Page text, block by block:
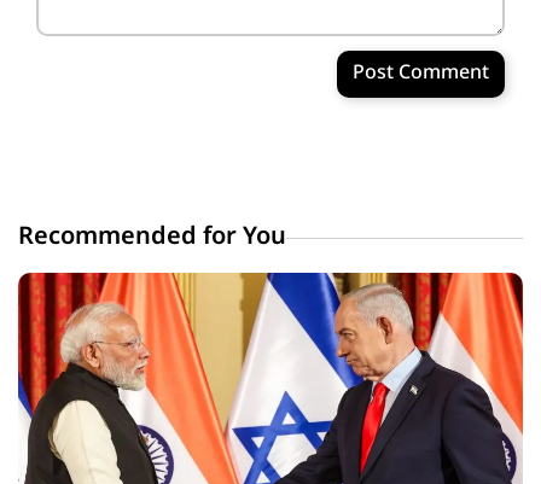
Post Comment
Recommended for You